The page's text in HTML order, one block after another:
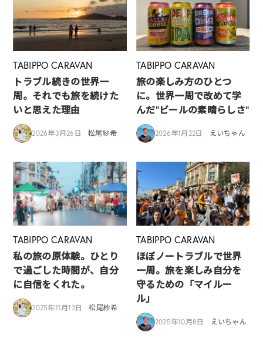
TABIPPO CARAVAN
トラブル続きの世界一
周。それでも旅を続けた
いと思えた理由
2026年3月26日 松尾紗希
TABIPPO CARAVAN
旅の楽しみ方のひとつ
に。世界一周で改めて学
んだ”ビールの素晴らしさ”
2026年1月22日 えいちゃん
TABIPPO CARAVAN
私の旅の原体験。ひとり
で過ごした時間が、自分
に自信をくれた。
2025年11月12日 松尾紗希
TABIPPO CARAVAN
ほぼノートラブルで世界
一周。旅を楽しみ自分を
守るための「マイルー
ル」
2025年10月8日 えいちゃん